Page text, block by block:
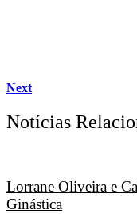
Next
Notícias
Lorrane Oliveira e
Ginástica